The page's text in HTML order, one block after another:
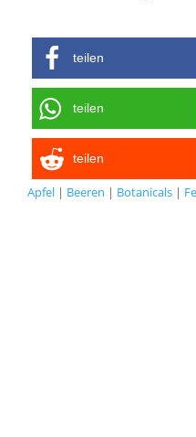
teilen
teilen
teilen
Apfel | Beeren | Botanicals |